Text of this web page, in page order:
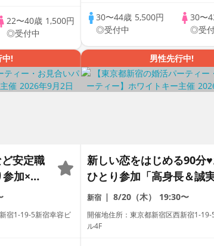
22〜40歳 1,500円
◎受付中
30〜44歳 5,500円
◎受付中
30〜
◎受
中!
安定職
加×同
気の プ
イ
宿1-19-5新宿幸容ビ
男性先行中!
新しい恋をはじめる90分
ひとり参加「高身長＆誠
性★スイーツビュッフェ付
個室スタイル/White
Matching/マッチングあり
新宿 8/20（木） 19:30〜
開催地住所：東京都新宿区西新宿1-
ル4F